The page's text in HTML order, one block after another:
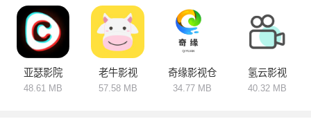
亚瑟影院
48.61 MB
老牛影视
57.58 MB
奇缘影视仓
34.77 MB
氢云影视
40.32 MB